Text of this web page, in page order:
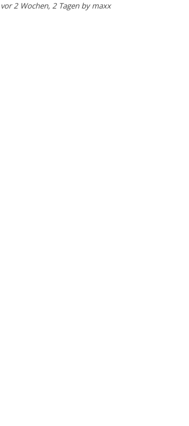
vor 2 Wochen, 2 Tagen bymaxx